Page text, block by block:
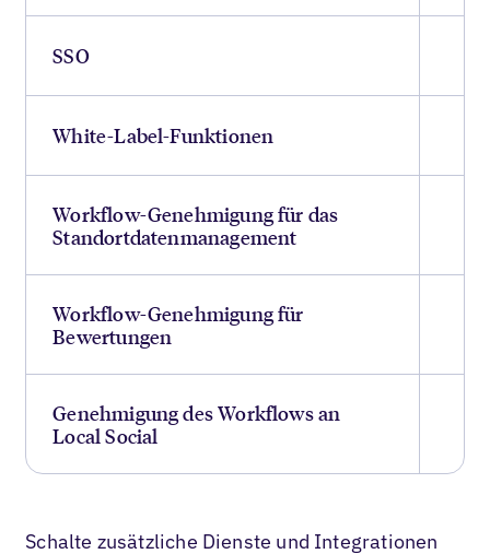
SSO
White-Label-Funktionen
Workflow-Genehmigung für das
Standortdatenmanagement
Workflow-Genehmigung für
Bewertungen
Genehmigung des Workflows an
Local Social
Schalte zusätzliche Dienste und Integrationen